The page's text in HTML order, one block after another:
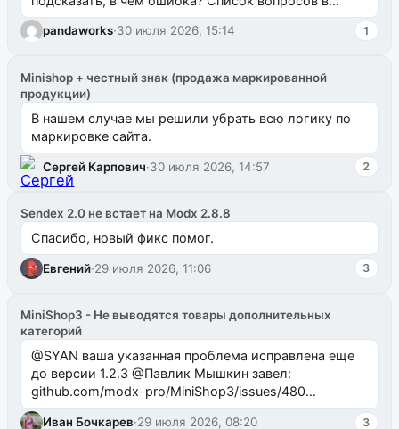
одноименном разделе на modx.pro пока пуст, и,...
pandaworks·30 июля 2026, 15:14 1
Minishop + честный знак (продажа маркированной
продукции)
В нашем случае мы решили убрать всю логику по
маркировке сайта.
Сергей Карпович·30 июля 2026, 14:57 2
Sendex 2.0 не встает на Modx 2.8.8
Спасибо, новый фикс помог.
Евгений·29 июля 2026, 11:06 3
MiniShop3 - Не выводятся товары дополнительных
категорий
@SYAN ваша указанная проблема исправлена еще
до версии 1.2.3 @Павлик Мышкин завел:
github.com/modx-pro/MiniShop3/issues/480
github.com/modx-pro/MiniShop3/issues/481Исправим
Иван Бочкарев·29 июля 2026, 08:20 3